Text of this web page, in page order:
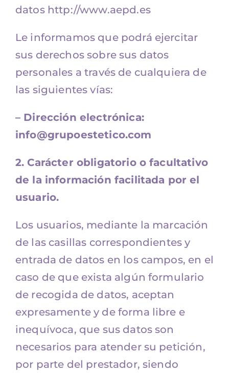
datos http://www.aepd.es
Le informamos que podrá ejercitar
sus derechos sobre sus datos
personales a través de cualquiera de
las siguientes vías:
– Dirección electrónica:
info@grupoestetico.com
2. Carácter obligatorio o facultativo
de la información facilitada por el
usuario.
Los usuarios, mediante la marcación
de las casillas correspondientes y
entrada de datos en los campos, en el
caso de que exista algún formulario
de recogida de datos, aceptan
expresamente y de forma libre e
inequívoca, que sus datos son
necesarios para atender su petición,
por parte del prestador, siendo